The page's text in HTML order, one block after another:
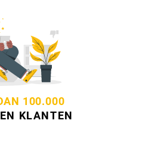
100.000
KLANTEN